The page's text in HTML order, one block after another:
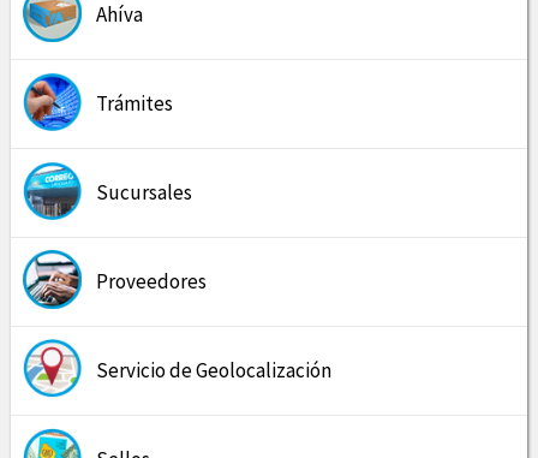
Ahíva
Trámites
Sucursales
Proveedores
Servicio de Geolocalización